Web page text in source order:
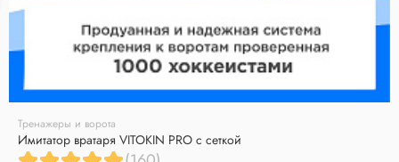
Тренажеры и ворота
Имитатор вратаря VITOKIN PRO с сеткой